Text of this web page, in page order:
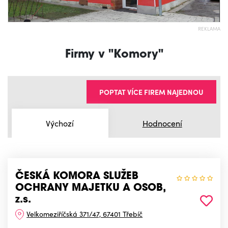
REKLAMA
Firmy v "Komory"
Výchozí Hodnocení
POPTAT VÍCE FIREM NAJEDNOU
ČESKÁ KOMORA SLUŽEB
OCHRANY MAJETKU A OSOB,
z.s.
Velkomeziříčská 371/47, 67401 Třebíč